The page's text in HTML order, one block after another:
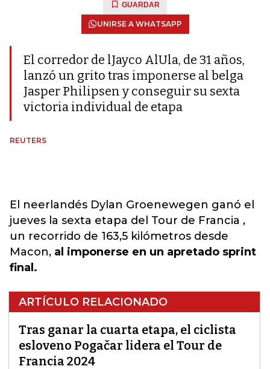
GUARDAR
UNIRSE A WHATSAPP
El corredor de lJayco AlUla, de 31 años,
lanzó un grito tras imponerse al belga
Jasper Philipsen y conseguir su sexta
victoria individual de etapa
REUTERS
El neerlandés Dylan Groenewegen ganó el
jueves la sexta etapa del Tour de Francia ,
un recorrido de 163,5 kilómetros desde
Macon, al imponerse en un apretado sprint
final.
ARTÍCULO RELACIONADO
Tras ganar la cuarta etapa, el ciclista
esloveno Pogačar lidera el Tour de
Francia 2024